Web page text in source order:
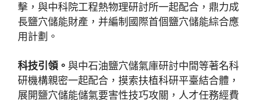
擊，與中科院工程熱物理研討所一起配合，鼎力成
長鹽穴儲能財產，并編制國際首個鹽穴儲能綜合應
用計劃。
科技引領。 與中石油鹽穴儲氣庫研討中間等著名科
研機構親密一起配合，摸索扶植科研平臺結合體，
展開鹽穴儲能儲氣要害性技巧攻關，人才任務經費